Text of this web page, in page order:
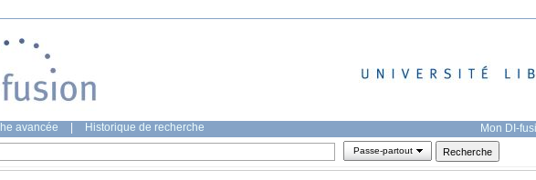
avancée Historique de recherche Mon DI-
Passe-partout